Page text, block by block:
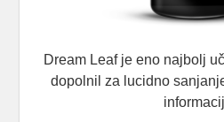
open.substack.com
View on Facebook
Dream Leaf je eno najbolj
dopolnil za lucidno